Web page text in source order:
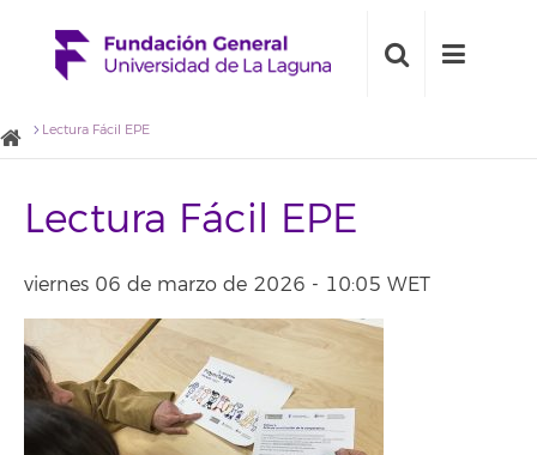
Lectura Fácil EPE
Lectura Fácil EPE
viernes 06 de marzo de 2026 - 10:05 WET